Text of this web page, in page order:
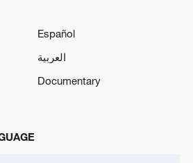
Español
العربية
Documentary